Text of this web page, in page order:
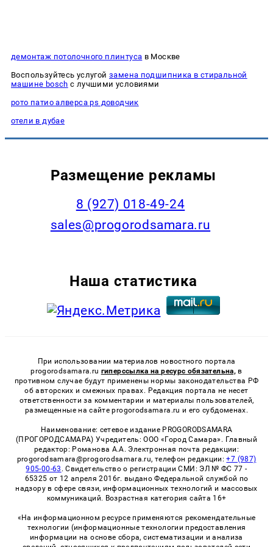
демонтаж потолочного плинтуса в Москве
Воспользуйтесь услугой замена подшипника в стиральной
машине bosch с лучшими условиями
рото патио алверса ps доводчик
отели в дубае
Размещение рекламы
8 (927) 018-49-24
sales@progorodsamara.ru
Наша статистика
При использовании материалов новостного портала
progorodsamara.ru гиперссылка на ресурс обязательна, в
противном случае будут применены нормы законодательства РФ
об авторских и смежных правах. Редакция портала не несет
ответственности за комментарии и материалы пользователей,
размещенные на сайте progorodsamara.ru и его субдоменах.
Наименование: сетевое издание PROGORODSAMARA
(ПРОГОРОДСАМАРА) Учредитель: ООО «Город Самара». Главный
редактор: Романова А.А. Электронная почта редакции:
progorodsamara@progorodsamara.ru, телефон редакции:+7 (987)
905-00-63 . Свидетельство о регистрации СМИ: ЭЛ № ФС 77 -
65325 от 12 апреля 2016г. выдано Федеральной службой по
надзору в сфере связи, информационных технологий и массовых
коммуникаций. Возрастная категория сайта 16+
«На информационном ресурсе применяются рекомендательные
технологии (информационные технологии предоставления
информации на основе сбора, систематизации и анализа